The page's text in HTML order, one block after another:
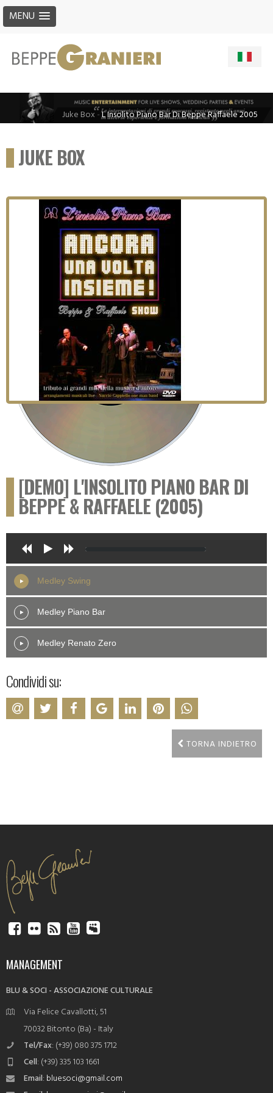
MENU
Juke Box-L Insolito Piano Bar Di Beppe Raffaele 2005
JUKE BOX
[DEMO] L'INSOLITO PIANO BAR DI
BEPPE & RAFFAELE (2005)
Medley Swing
Medley Piano Bar
Medley Renato Zero
Condividi su:
TORNA INDIETRO
MANAGEMENT
BLU & SOCI - ASSOCIAZIONE CULTURALE
Via Felice Cavallotti, 51
70032 Bitonto (Ba) - Italy
Tel/Fax: (+39) 080 375 1712
Cell: (+39) 335 103 1661
Email: bluesoci@gmail.com